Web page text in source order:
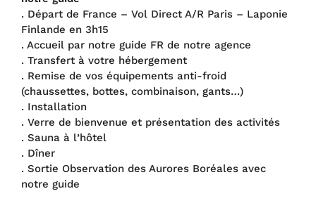
. Départ de France – Vol Direct A/R Paris – Laponie
Finlande en 3h15
. Accueil par notre guide FR de notre agence
. Transfert à votre hébergement
. Remise de vos équipements anti-froid
(chaussettes, bottes, combinaison, gants…)
. Installation
. Verre de bienvenue et présentation des activités
. Sauna à l’hôtel
. Dîner
. Sortie Observation des Aurores Boréales avec
notre guide